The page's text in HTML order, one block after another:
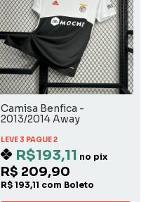
Camisa Benfica -
2013/2014 Away
LEVE 3 PAGUE 2
R$193,11 no pix
R$ 209,90
R$ 193,11 com Boleto